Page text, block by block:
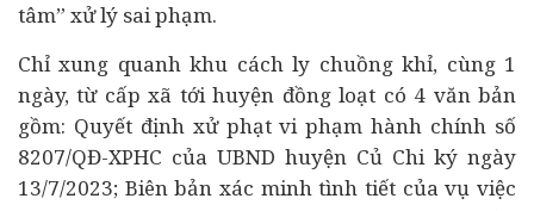
tâm” xử lý sai phạm.
Chỉ xung quanh khu cách ly chuồng khỉ, cùng 1
ngày, từ cấp xã tới huyện đồng loạt có 4 văn bản
gồm: Quyết định xử phạt vi phạm hành chính số
8207/QĐ-XPHC của UBND huyện Củ Chi ký ngày
13/7/2023; Biên bản xác minh tình tiết của vụ việc